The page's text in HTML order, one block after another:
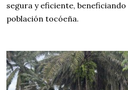
segura y eficiente,
población tocóeña.